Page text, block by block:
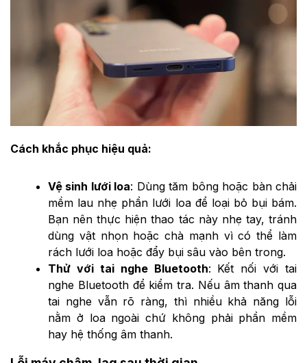
Cách khắc phục hiệu quả:
Vệ sinh lưới loa: Dùng tăm bông hoặc bàn chải
mềm lau nhẹ phần lưới loa để loại bỏ bụi bám.
Bạn nên thực hiện thao tác này nhẹ tay, tránh
dùng vật nhọn hoặc chà mạnh vì có thể làm
rách lưới loa hoặc đẩy bụi sâu vào bên trong.
Thử với tai nghe Bluetooth: Kết nối với tai
nghe Bluetooth để kiểm tra. Nếu âm thanh qua
tai nghe vẫn rõ ràng, thì nhiều khả năng lỗi
nằm ở loa ngoài chứ không phải phần mềm
hay hệ thống âm thanh.